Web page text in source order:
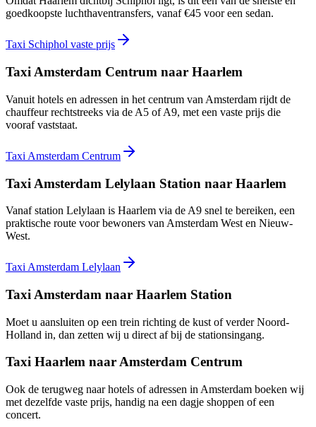
goedkoopste luchthaventransfers, vanaf €45 voor een sedan.
Taxi Schiphol vaste prijs
Taxi Amsterdam Centrum naar Haarlem
Vanuit hotels en adressen in het centrum van Amsterdam rijdt de
chauffeur rechtstreeks via de A5 of A9, met een vaste prijs die
vooraf vaststaat.
Taxi Amsterdam Centrum
Taxi Amsterdam Lelylaan Station naar Haarlem
Vanaf station Lelylaan is Haarlem via de A9 snel te bereiken, een
praktische route voor bewoners van Amsterdam West en Nieuw-
West.
Taxi Amsterdam Lelylaan
Taxi Amsterdam naar Haarlem Station
Moet u aansluiten op een trein richting de kust of verder Noord-
Holland in, dan zetten wij u direct af bij de stationsingang.
Taxi Haarlem naar Amsterdam Centrum
Ook de terugweg naar hotels of adressen in Amsterdam boeken wij
met dezelfde vaste prijs, handig na een dagje shoppen of een
concert.